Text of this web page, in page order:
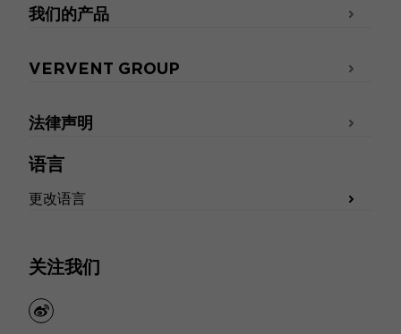
语言
更改语言
关注我们
weibo
我们的产品
VERVENT GROUP
法律声明